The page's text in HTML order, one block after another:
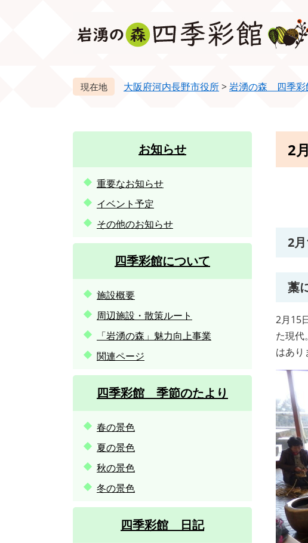
大阪府河内長野市役所>岩湧の森 四季彩
2
2
藁
2月15
た現代
はあり
お知らせ
重要なお知らせ
イベント予定
その他のお知らせ
四季彩館について
施設概要
周辺施設・散策ルート
「岩湧の森」魅力向上事業
関連ページ
四季彩館 季節のたより
春の景色
夏の景色
秋の景色
冬の景色
四季彩館 日記